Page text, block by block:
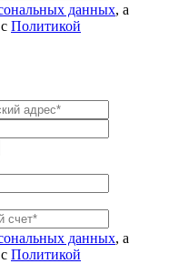
данных, а
Политикой
данных, а
Политикой